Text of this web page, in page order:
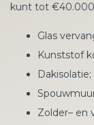
kunt tot €40.000
Glas
Kunststof
Dakisolatie;
Zolder– en